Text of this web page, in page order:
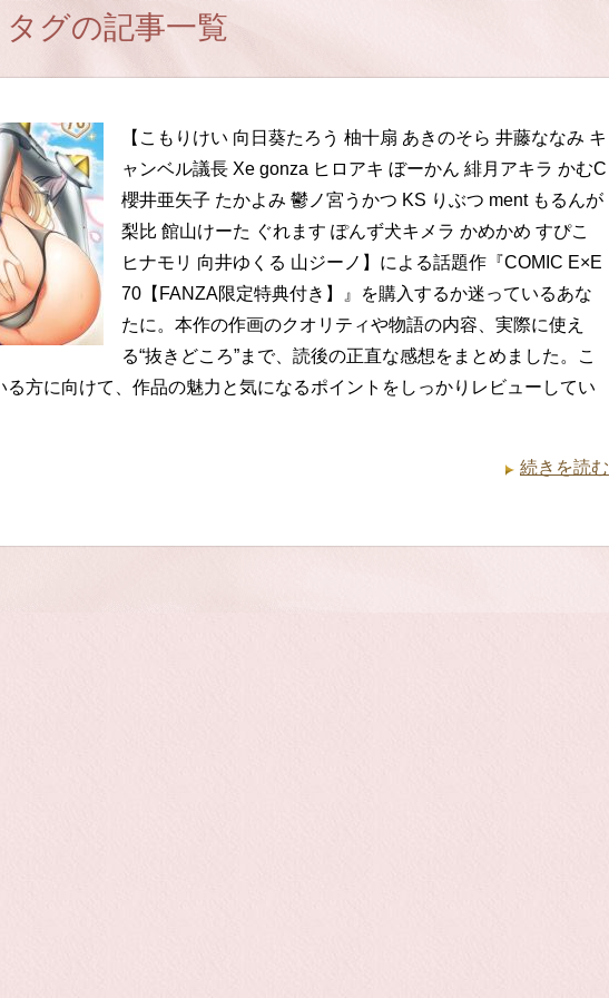
タグの記事一覧
【こもりけい 向日葵たろう 柚十扇 あきのそら 井藤ななみ キ
ャンベル議長 Xe gonza ヒロアキ ぼーかん 緋月アキラ かむC
櫻井亜矢子 たかよみ 鬱ノ宮うかつ KS りぶつ ment もるんが
梨比 館山けーた ぐれます ぽんず犬キメラ かめかめ すぴこ
ヒナモリ 向井ゆくる 山ジーノ】による話題作『COMIC E×E
70【FANZA限定特典付き】』を購入するか迷っているあな
たに。本作の作画のクオリティや物語の内容、実際に使え
る“抜きどころ”まで、読後の正直な感想をまとめました。こ
る方に向けて、作品の魅力と気になるポイントをしっかりレビューしてい
続きを読む